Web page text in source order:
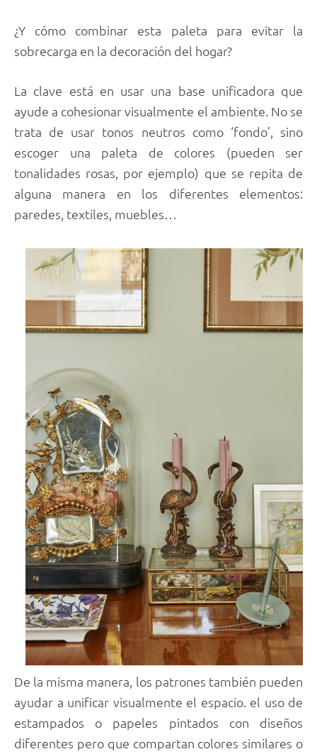
¿Y cómo combinar esta paleta para evitar la
sobrecarga en la decoración del hogar?
La clave está en usar una base unificadora que
ayude a cohesionar visualmente el ambiente. No se
trata de usar tonos neutros como ‘fondo’, sino
escoger una paleta de colores (pueden ser
tonalidades rosas, por ejemplo) que se repita de
alguna manera en los diferentes elementos:
paredes, textiles, muebles…
De la misma manera, los patrones también pueden
ayudar a unificar visualmente el espacio. el uso de
estampados o papeles pintados con diseños
diferentes pero que compartan colores similares o